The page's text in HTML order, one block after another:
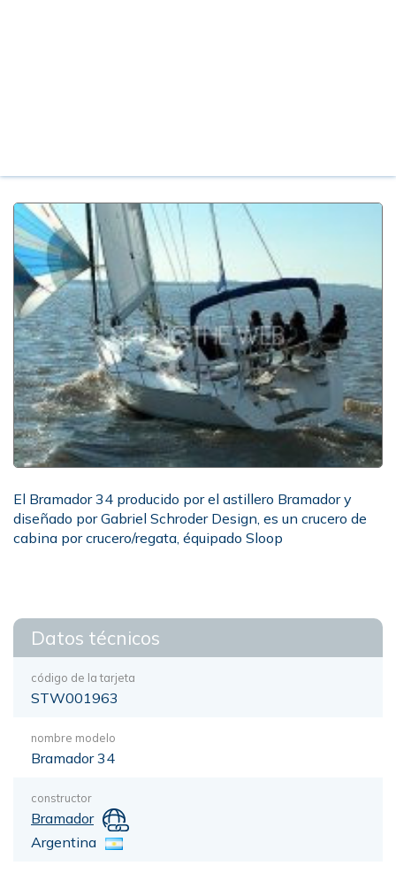
El Bramador 34 producido por el astillero Bramador y
diseñado por Gabriel Schroder Design, es un crucero de
cabina por crucero/regata, équipado Sloop
Datos técnicos
código de la tarjeta
STW001963
nombre modelo
Bramador 34
constructor
Bramador
Argentina